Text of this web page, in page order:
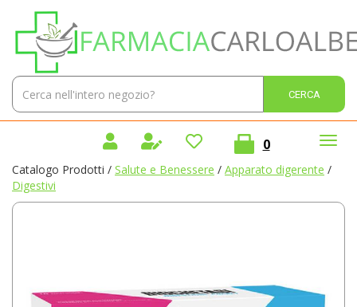
contenuto
principale
Farmacia
Carlo
Alberto
Cerca
Prodotto
0prodotti
Catalogo Prodotti / Salute e Benessere / Apparato digerente /
Digestivi